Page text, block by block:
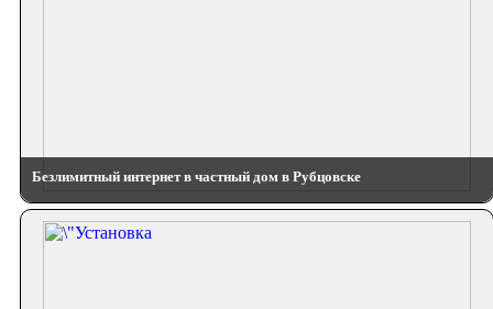
Безлимитный интернет в частный дом в Рубцовске